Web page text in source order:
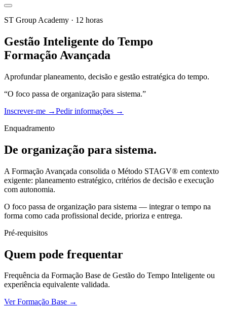
ST Group Academy · 12 horas
Gestão Inteligente do Tempo
Formação Avançada
Aprofundar planeamento, decisão e gestão estratégica do tempo.
“O foco passa de organização para sistema.”
Inscrever-me →Pedir informações →
Enquadramento
De organização para sistema.
A Formação Avançada consolida o Método STAGV® em contexto
exigente: planeamento estratégico, critérios de decisão e execução
com autonomia.
O foco passa de organização para sistema — integrar o tempo na
forma como cada profissional decide, prioriza e entrega.
Pré-requisitos
Quem pode frequentar
Frequência da Formação Base de Gestão do Tempo Inteligente ou
experiência equivalente validada.
Ver Formação Base →